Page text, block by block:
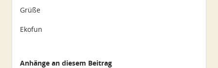
Grüße
Ekofun
Anhänge an diesem Beitrag